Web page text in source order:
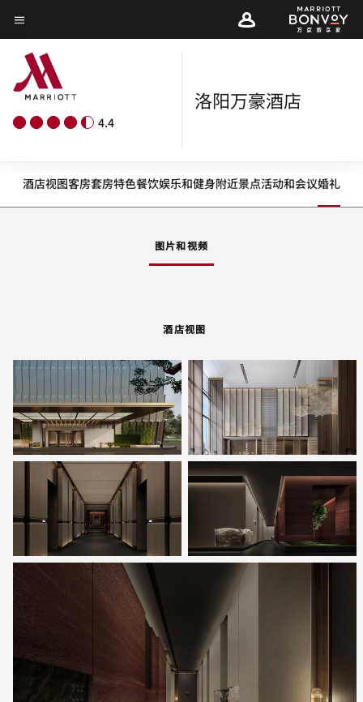
Skip
to
main
content
菜单文本
4.4
洛阳万豪酒店
酒店视图客房套房特色餐饮娱乐和健身附近景点活动和会议婚礼
图片和视频
酒店视图